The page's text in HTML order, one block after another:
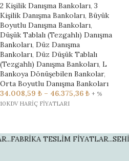
2 Kişilik Danışma Bankoları, 3
Kişilik Danışma Bankoları, Büyük
Boyutlu Danışma Bankoları,
Düşük Tablalı (Tezgahlı) Danışma
Bankoları, Düz Danışma
Bankoları, Düz Düşük Tablalı
(Tezgahlı) Danışma Bankoları, L
Bankoya Dönüşebilen Bankolar,
Orta Boyutlu Danışma Bankoları
34.008,59 ₺ – 46.375,36 ₺ + %
10KDV HARİÇ FİYATLARI
FABRİKA TESLİM FİYATLAR...